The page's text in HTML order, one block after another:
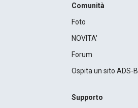
Comunità
Foto
NOVITA'
Forum
Ospita un sito ADS-B
Supporto